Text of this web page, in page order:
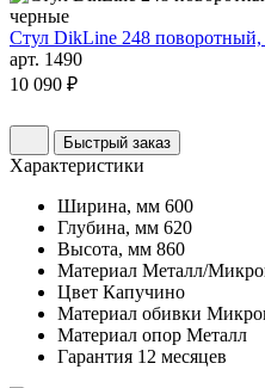
Стул DikLine 248
арт. 1490
10 090 ₽
Быстрый заказ
Характеристики
Ширина, мм 600
Глубина, мм 620
Высота, мм 860
Материал Металл/
Цвет Капучино
Материал обивки
Материал опор Металл
Гарантия 12 месяцев